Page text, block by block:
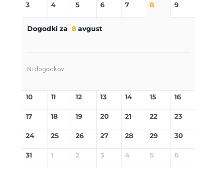
3 4 5 6 7 8 9
Dogodki za 8avgust
Ni dogodkov
10 11 12 13 14 15 16
17 18 19 20 21 22 23
24 25 26 27 28 29 30
31 1 2 3 4 5 6